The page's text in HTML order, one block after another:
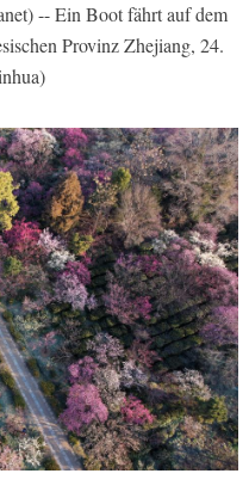
-- Ein Boot fährt auf dem
Provinz Zhejiang, 24.